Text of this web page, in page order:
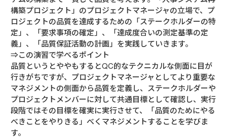
構築プロジェクト」のプロジェクトマネージャの立場で、プ
ロジェクトの品質を達成するための「ステークホルダーの特
定」、「要求事項の確定」、「達成度合いの測定基準の定
義」、「品質保証活動の計画」を実践していきます。
⇒この演習で学べるポイント
品質というとややもするとQC的なテクニカルな側面に目が
行きがちですが、プロジェクトマネージャとしてより重要な
マネジメントの側面から品質を定義し、ステークホルダーや
プロジェクトメンバーに対して共通目標として確認し、実行
段階ではその目標を確実に実行させて、「品質のためにやる
べきことをやりきる」べくマネジメントすることを学びま
す。